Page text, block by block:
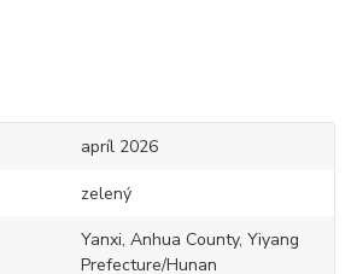
apríl 2026
zelený
Yanxi, Anhua County, Yiyang
Prefecture/Hunan